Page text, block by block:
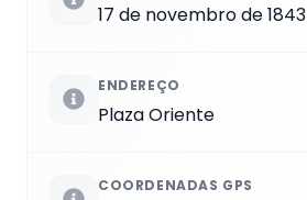
17 de novembro de 1843
ENDEREÇO
Plaza Oriente
COORDENADAS GPS